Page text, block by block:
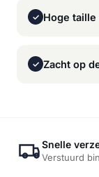
✓ Hoge taille
✓ Zacht op
Snelle
Verstuurd